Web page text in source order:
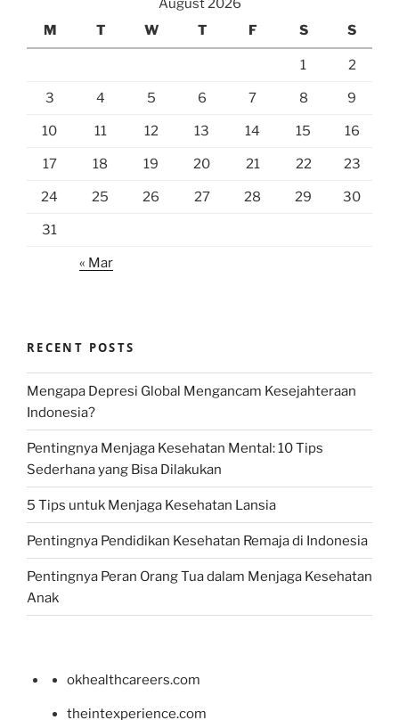
August 2026
M
T W T F S S
1 2
3 4 5 6 7 8 9
10 11 12 13 14 15 16
17 18 19 20 21 22 23
24 25 26 27 28 29 30
31
« Mar
RECENT POSTS
Mengapa Depresi Global Mengancam Kesejahteraan
Indonesia?
Pentingnya Menjaga Kesehatan Mental: 10 Tips
Sederhana yang Bisa Dilakukan
5 Tips untuk Menjaga Kesehatan Lansia
Pentingnya Pendidikan Kesehatan Remaja di Indonesia
Pentingnya Peran Orang Tua dalam Menjaga Kesehatan
Anak
okhealthcareers.com
theintexperience.com